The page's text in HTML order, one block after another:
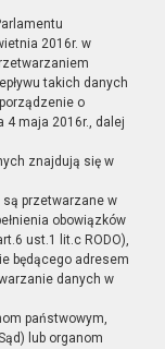
2016r. w
takich danych
o
4 maja 2016r., dalej
znajdują się w
są przetwarzane w
obowiązków
ust.1 lit.c RODO),
będącego adresem
danych w
państwowym,
lub organom